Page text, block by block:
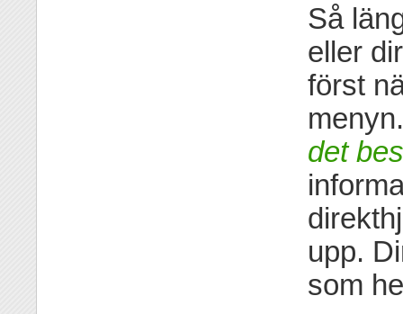
Så
eller
först
det
upp.
som